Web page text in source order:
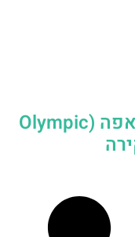
מלון אולימפיק לגון איה נאפה (Olympic